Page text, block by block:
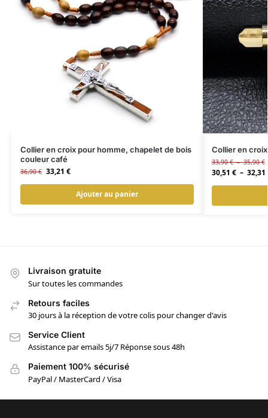
Collier en croix pour homme, chapelet de bois
couleur café
36,90€ 33,21 €
Ajouter au panier
Collier en
33,90€ – 35,90€
30,51 € – 32,31
Livraison gratuite
Sur toutes les commandes
Retours faciles
30 jours à la réception de votre colis pour changer d'avis
Service Client
Assistance par emails 5j/7 Réponse sous 48h
Paiement 100% sécurisé
PayPal / MasterCard / Visa